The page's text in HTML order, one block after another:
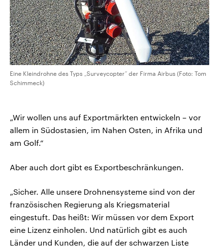
Eine Kleindrohne des Typs „Surveycopter“ der Firma Airbus (Foto: Tom
Schimmeck)
„Wir wollen uns auf Exportmärkten entwickeln – vor
allem in Südostasien, im Nahen Osten, in Afrika und
am Golf.“
Aber auch dort gibt es Exportbeschränkungen.
„Sicher. Alle unsere Drohnensysteme sind von der
französischen Regierung als Kriegsmaterial
eingestuft. Das heißt: Wir müssen vor dem Export
eine Lizenz einholen. Und natürlich gibt es auch
Länder und Kunden, die auf der schwarzen Liste